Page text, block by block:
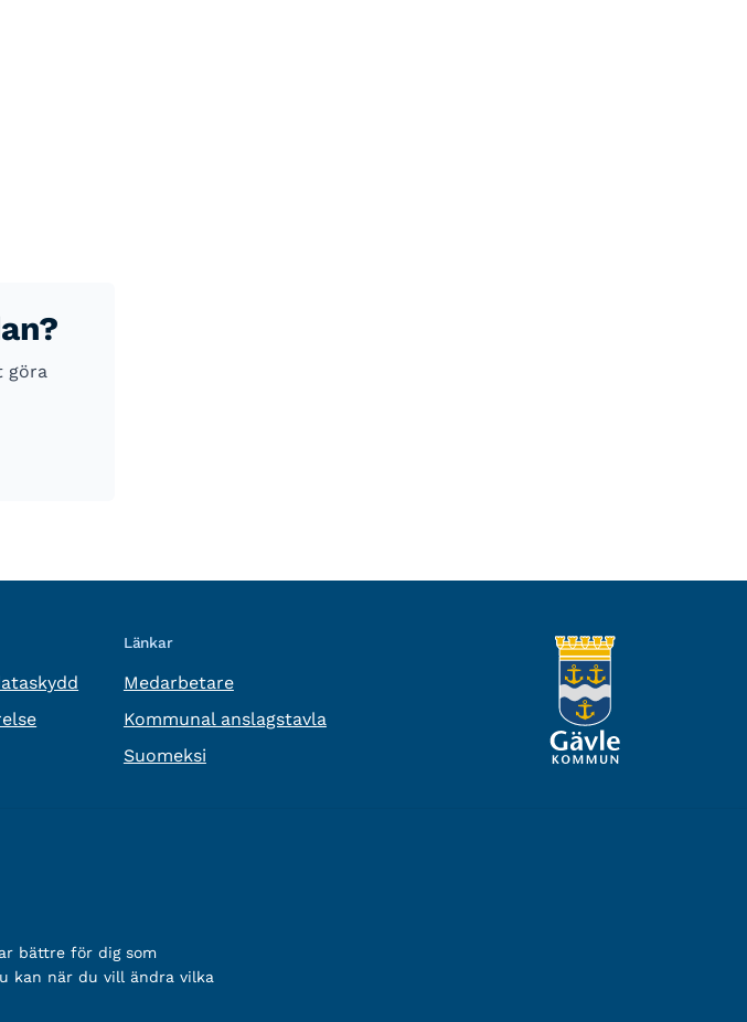
göra
Länkar
Medarbetare
Kommunal anslagstavla
Suomeksi
bättre för dig som
kan när du vill ändra vilka